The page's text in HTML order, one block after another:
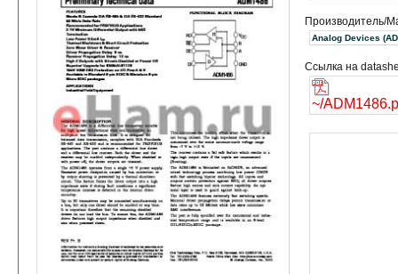
Производитель/
Analog Devices
Ссылка на
~/